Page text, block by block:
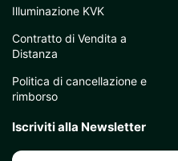
Illuminazione KVK
Contratto di Vendita a
Distanza
Politica di cancellazione e
rimborso
Iscriviti alla Newsletter